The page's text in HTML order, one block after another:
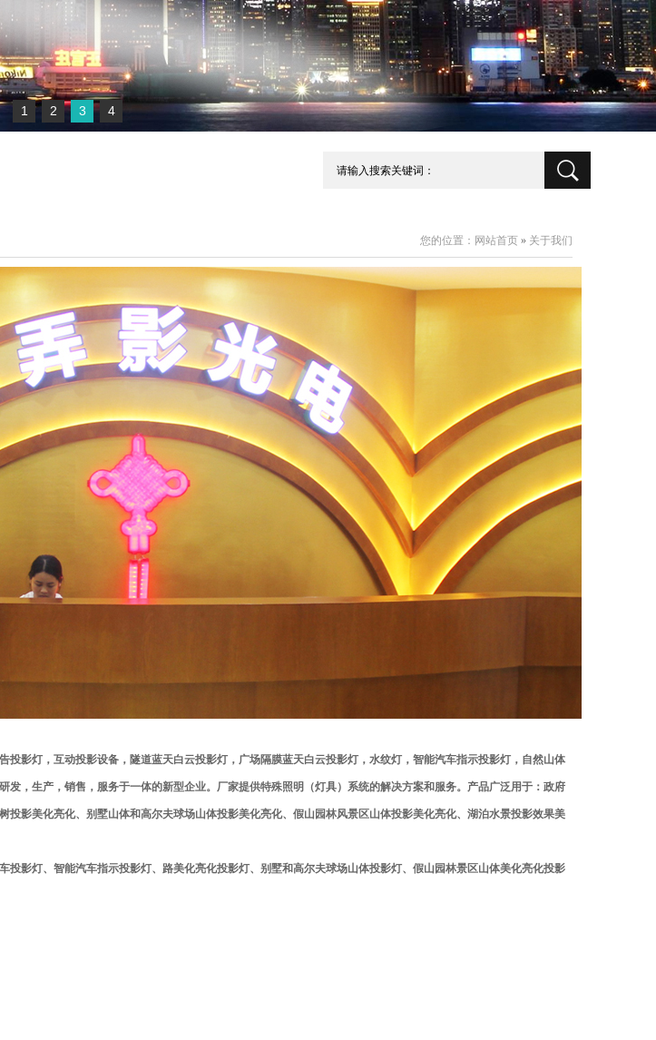
1 2 3 4
您的位置： 网站首页 » 关于我们
投影灯，互动投影设备，隧道蓝天白云投影灯，广场隔膜蓝天白云投影灯，水纹灯，智能汽车指示投影灯，自然山体
发，生产，销售，服务于一体的新型企业。厂家提供特殊照明（灯具）系统的解决方案和服务。产品广泛用于：政府
投影美化亮化、别墅山体和高尔夫球场山体投影美化亮化、假山园林风景区山体投影美化亮化、湖泊水景投影效果美
投影灯、智能汽车指示投影灯、路美化亮化投影灯、别墅和高尔夫球场山体投影灯、假山园林景区山体美化亮化投影